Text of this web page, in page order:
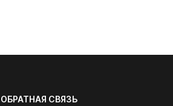
ОБРАТНАЯ СВЯЗЬ